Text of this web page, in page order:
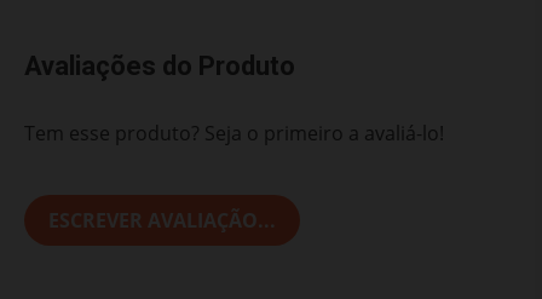
Avaliações do Produto
Tem esse produto? Seja o primeiro a avaliá-lo!
ESCREVER AVALIAÇÃO...